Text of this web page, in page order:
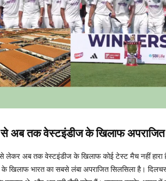
अब तक वेस्टइंडीज के खिलाफ अपराजित
लेकर अब तक वेस्टइंडीज के खिलाफ कोई टेस्ट मैच नहीं
के खिलाफ भारत का सबसे लंबा अपराजित सिलसिला है।